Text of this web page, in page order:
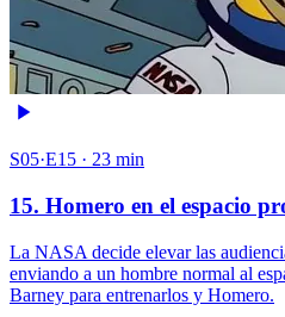
S05·E15 · 23 min
15. Homero en el espacio
La NASA decide elevar las
enviando a un hombre normal al
Barney para entrenarlos y Homero.